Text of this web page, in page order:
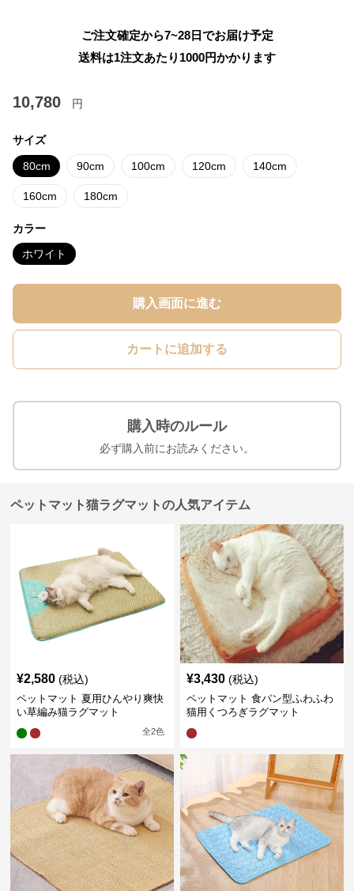
ご注文確定から7~28日でお届け予定
送料は1注文あたり 1000円かかります
10,780 円
サイズ
80cm 90cm 100cm 120cm 140cm
160cm 180cm
カラー
ホワイト
購入画面に進む
カートに追加する
購入時のルール
必ず購入前にお読みください。
ペットマット猫ラグマットの人気アイテム
¥2,580 (税込)
ペットマット 夏用ひんやり爽快
い草編み猫ラグマット
全2色
¥3,430 (税込)
ペットマット 食パン型ふわふわ
猫用くつろぎラグマット